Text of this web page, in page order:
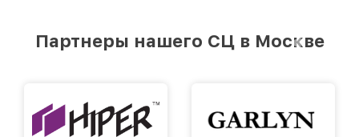
лучшим сервисным центром Philips в городе
Партнеры нашего СЦ в Москве